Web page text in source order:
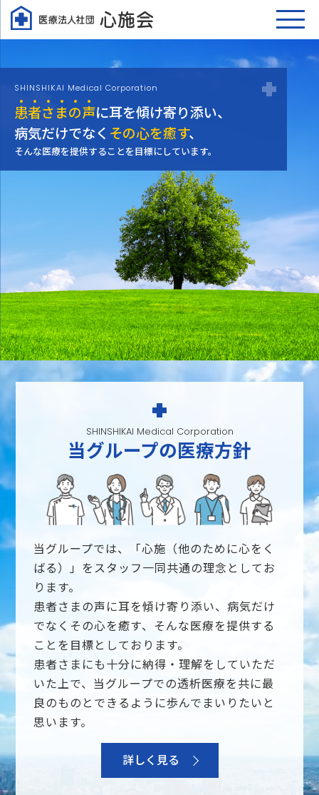
SHINSHIKAI Medical Corporation
患者さまの声に耳を傾け寄り添い、
病気だけでなく その心を癒す、
そんな医療を提供することを目標にしています。
SHINSHIKAI Medical Corporation
当グループの医療方針
当グループでは、「心施（他のために心をく
ばる）」をスタッフ一同共通の理念としてお
ります。
患者さまの声に耳を傾け寄り添い、病気だけ
でなくその心を癒す、そんな医療を提供する
ことを目標としております。
患者さまにも十分に納得・理解をしていただ
いた上で、当グループでの透析医療を共に最
良のものとできるように歩んでまいりたいと
思います。
詳しく見る